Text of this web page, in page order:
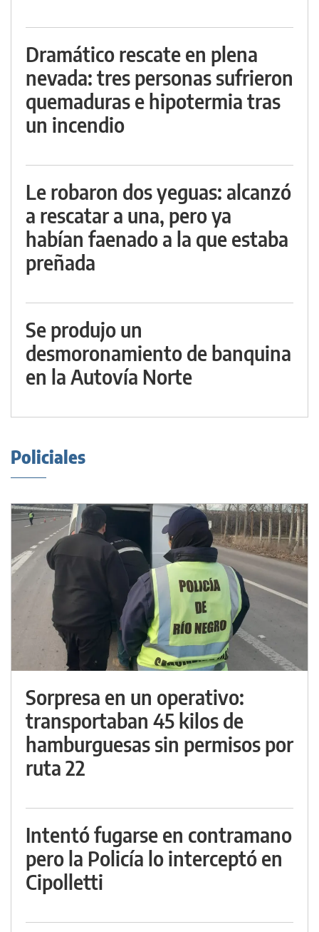
Dramático rescate en plena
nevada: tres personas sufrieron
quemaduras e hipotermia tras
un incendio
Le robaron dos yeguas: alcanzó
a rescatar a una, pero ya
habían faenado a la que estaba
preñada
Se produjo un
desmoronamiento de banquina
en la Autovía Norte
Policiales
Sorpresa en un operativo:
transportaban 45 kilos de
hamburguesas sin permisos por
ruta 22
Intentó fugarse en contramano
pero la Policía lo interceptó en
Cipolletti